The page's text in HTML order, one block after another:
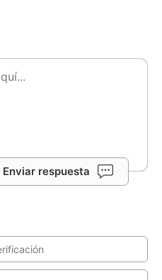
Enviar respuesta